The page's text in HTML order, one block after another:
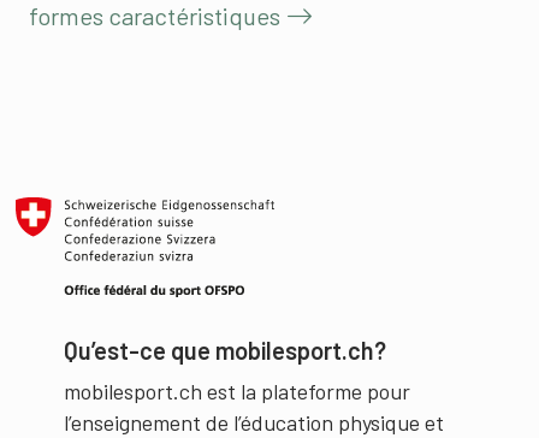
formes caractéristiques
Qu’est-ce que mobilesport.ch?
mobilesport.ch est la plateforme pour
l’enseignement de l’éducation physique et